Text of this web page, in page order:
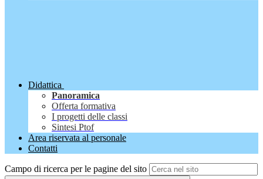
Didattica
Panoramica
Offerta formativa
I progetti delle classi
Sintesi Ptof
Area riservata al personale
Contatti
Campo di ricerca per le pagine del sito